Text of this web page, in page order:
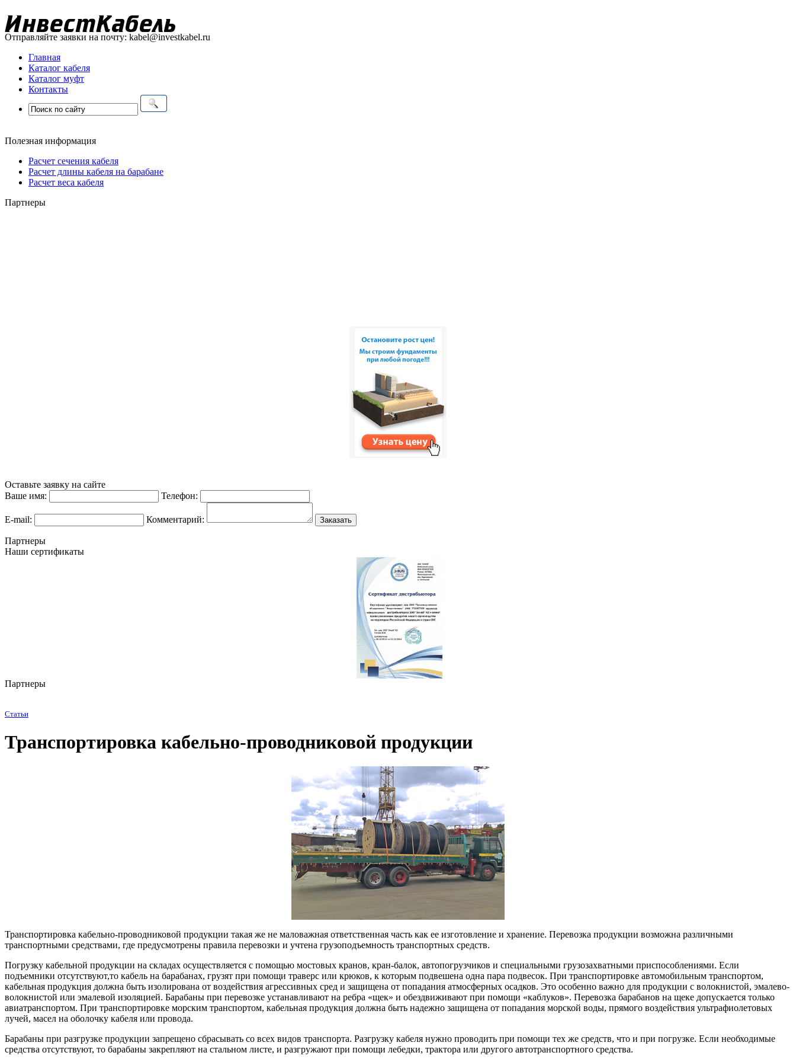
Отправляйте заявки на почту: kabel@investkabel.ru
Главная
Каталог кабеля
Каталог муфт
Контакты
Полезная информация
Расчет сечения кабеля
Расчет длины кабеля на барабане
Расчет веса кабеля
Партнеры
Оставьте заявку на сайте
Ваше имя:
Телефон:
E-mail: Комментарий:
Партнеры
Наши сертификаты
Партнеры
Статьи
Транспортировка кабельно-проводниковой продукции
Транспортировка кабельно-проводниковой продукции такая же не маловажная ответственная часть как ее изготовление и хранение. Перевозка продукции возможна различными
транспортными средствами, где предусмотрены правила перевозки и учтена грузоподъемность транспортных средств.
Погрузку кабельной продукции на складах осуществляется с помощью мостовых кранов, кран-балок, автопогрузчиков и специальными грузозахватными приспособлениями. Если
подъемники отсутствуют,то кабель на барабанах, грузят при помощи траверс или крюков, к которым подвешена одна пара подвесок. При транспортировке автомобильным транспортом,
кабельная продукция должна быть изолирована от воздействия агрессивных сред и защищена от попадания атмосферных осадков. Это особенно важно для продукции с волокнистой, эмалево-
волокнистой или эмалевой изоляцией. Барабаны при перевозке устанавливают на ребра «щек» и обездвиживают при помощи «каблуков». Перевозка барабанов на щеке допускается только
авиатранспортом. При транспортировке морским транспортом, кабельная продукция должна быть надежно защищена от попадания морской воды, прямого воздействия ультрафиолетовых
лучей, масел на оболочку кабеля или провода.
Барабаны при разгрузке продукции запрещено сбрасывать со всех видов транспорта. Разгрузку кабеля нужно проводить при помощи тех же средств, что и при погрузке. Если необходимые
средства отсутствуют, то барабаны закрепляют на стальном листе, и разгружают при помощи лебедки, трактора или другого автотранспортного средства.